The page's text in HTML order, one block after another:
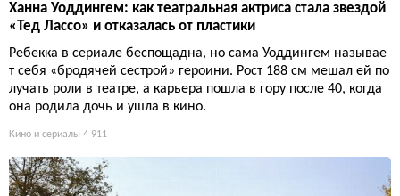
Ханна Уоддингем: как театральная актриса стала звездой
«Тед Лассо» и отказалась от пластики
Ребекка в сериале беспощадна, но сама Уоддингем называе
т себя «бродячей сестрой» героини. Рост 188 см мешал ей по
лучать роли в театре, а карьера пошла в гору после 40, когда
она родила дочь и ушла в кино.
Кино и сериалы 4 911